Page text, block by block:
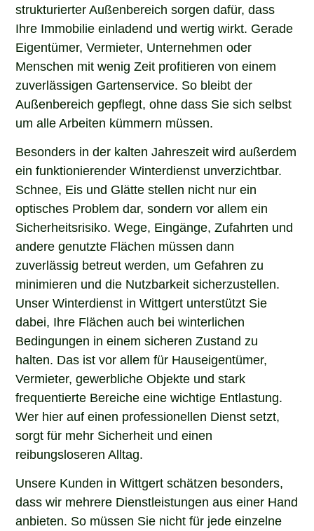
strukturierter Außenbereich sorgen dafür, dass
Ihre Immobilie einladend und wertig wirkt. Gerade
Eigentümer, Vermieter, Unternehmen oder
Menschen mit wenig Zeit profitieren von einem
zuverlässigen Gartenservice. So bleibt der
Außenbereich gepflegt, ohne dass Sie sich selbst
um alle Arbeiten kümmern müssen.
Besonders in der kalten Jahreszeit wird außerdem
ein funktionierender Winterdienst unverzichtbar.
Schnee, Eis und Glätte stellen nicht nur ein
optisches Problem dar, sondern vor allem ein
Sicherheitsrisiko. Wege, Eingänge, Zufahrten und
andere genutzte Flächen müssen dann
zuverlässig betreut werden, um Gefahren zu
minimieren und die Nutzbarkeit sicherzustellen.
Unser Winterdienst in Wittgert unterstützt Sie
dabei, Ihre Flächen auch bei winterlichen
Bedingungen in einem sicheren Zustand zu
halten. Das ist vor allem für Hauseigentümer,
Vermieter, gewerbliche Objekte und stark
frequentierte Bereiche eine wichtige Entlastung.
Wer hier auf einen professionellen Dienst setzt,
sorgt für mehr Sicherheit und einen
reibungsloseren Alltag.
Unsere Kunden in Wittgert schätzen besonders,
dass wir mehrere Dienstleistungen aus einer Hand
anbieten. So müssen Sie nicht für jede einzelne